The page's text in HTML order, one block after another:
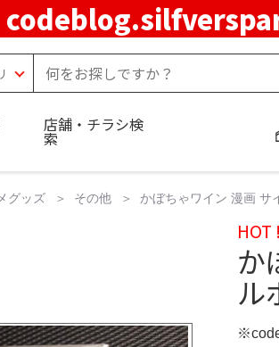
店舗・チラシ検
索
グッズ その他 かぼちゃワイン 漫画 サ
HOT !
か
ル